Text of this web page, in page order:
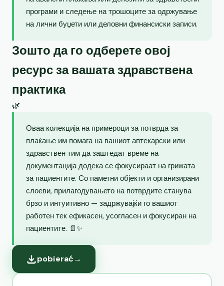
програми и следење на трошоците за одржување
на лични буџети или деловни финансиски записи.
Зошто да го одберете овој
ресурс за вашата здравствена
практика
🌿
Оваа колекција на примероци за потврда за
плаќање им помага на вашиот аптекарски или
здравствен тим да заштедат време на
документација додека се фокусираат на грижата
за пациентите. Со паметни објекти и организирани
слоеви, прилагодувањето на потврдите станува
брзо и интуитивно — задржувајќи го вашиот
работен тек ефикасен, усогласен и фокусиран на
пациентите. 📄✨
pobierać→